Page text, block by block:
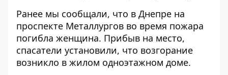
Ранее мы сообщали, что в Днепре на
проспекте Металлургов во время пожара
погибла женщина. Прибыв на место,
спасатели установили, что возгорание
возникло в жилом одноэтажном доме.